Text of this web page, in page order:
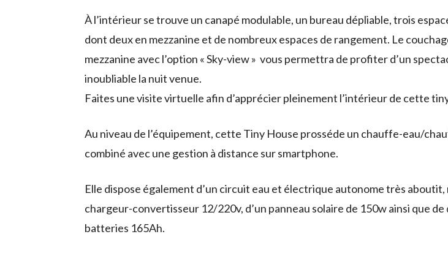
À l’intérieur se trouve un canapé modulable, un bureau dépliable, trois
dont deux en mezzanine et de nombreux espaces de rangement. Le
mezzanine avec l’option « Sky-view » vous permettra de profiter d’un
inoubliable la nuit venue.
Faites une visite virtuelle afin d’apprécier pleinement l’intérieur de cette
Au niveau de l’équipement, cette Tiny House prosséde un chauffe-eau/
combiné avec une gestion à distance sur smartphone.
Elle dispose également d’un circuit eau et électrique autonome très aboutit,
chargeur-convertisseur 12/220v, d’un panneau solaire de 150w ainsi que de
batteries 165Ah.